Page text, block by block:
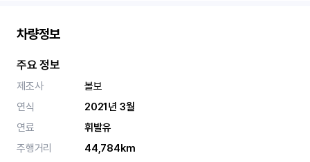
차량정보
주요 정보
제조사
볼보
연식
2021년 3월
연료
휘발유
주행거리
44,784km